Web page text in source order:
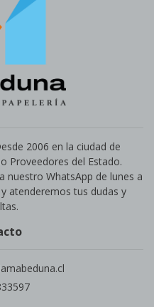
2006 en la ciudad de
Proveedores del Estado.
nuestro WhatsApp de lunes a
atenderemos tus dudas y